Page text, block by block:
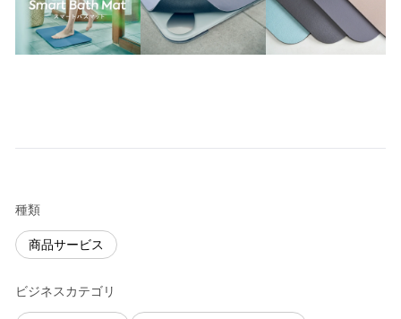
種類
商品サービス
ビジネスカテゴリ